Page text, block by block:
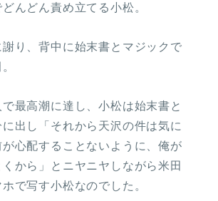
んどん責め立てる小松。
り、背中に始末書とマジックで
最高潮に達し、小松は始末書と
出し「それから天沢の件は気に
心配することないように、俺が
から」とニヤニヤしながら米田
で写す小松なのでした。